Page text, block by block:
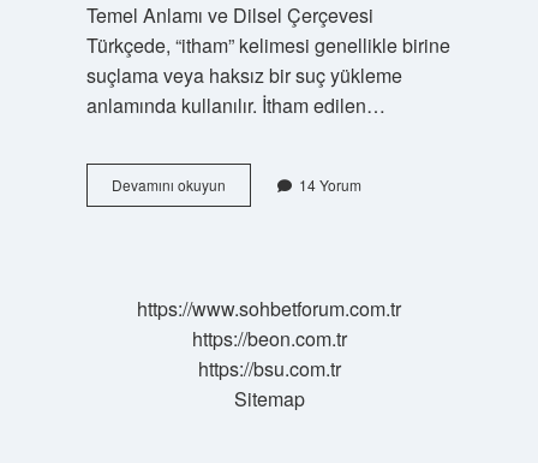
Temel Anlamı ve Dilsel Çerçevesi
Türkçede, “itham” kelimesi genellikle birine
suçlama veya haksız bir suç yükleme
anlamında kullanılır. İtham edilen…
Devamını okuyunItham
türkçe
14 Yorum
https://www.sohbetforum.com.tr
https://beon.com.tr
https://bsu.com.tr
Sitemap